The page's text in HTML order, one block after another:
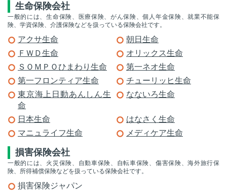
生命保険会社
一般的には、生命保険、医療保険、がん保険、個人年金保険、就業不能保
険、学資保険、介護保険などを扱っている保険会社です。
アクサ生命
朝日生命
ＦＷＤ生命
オリックス生命
ＳＯＭＰＯひまわり生命
第一ネオ生命
第一フロンティア生命
チューリッヒ生命
東京海上日動あんしん生
命
なないろ生命
日本生命
はなさく生命
マニュライフ生命
メディケア生命
損害保険会社
一般的には、火災保険、自動車保険、自転車保険、傷害保険、海外旅行保
険、所得補償保険などを扱っている保険会社です。
損害保険ジャパン